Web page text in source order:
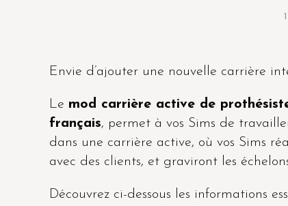
Envie d’ajouter une nouvelle carrière
Le mod carrière active de
français, permet à vos Sims de
dans une carrière active, où vos Sims
avec des clients, et graviront les
Découvrez ci-dessous les informations